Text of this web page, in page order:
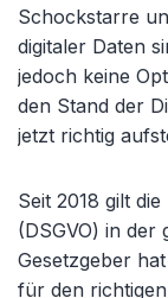
Schockstarre
digitaler Daten
jedoch keine
den Stand der
jetzt richtig
Seit 2018 gilt
(DSGVO) in der
Gesetzgeber
für den